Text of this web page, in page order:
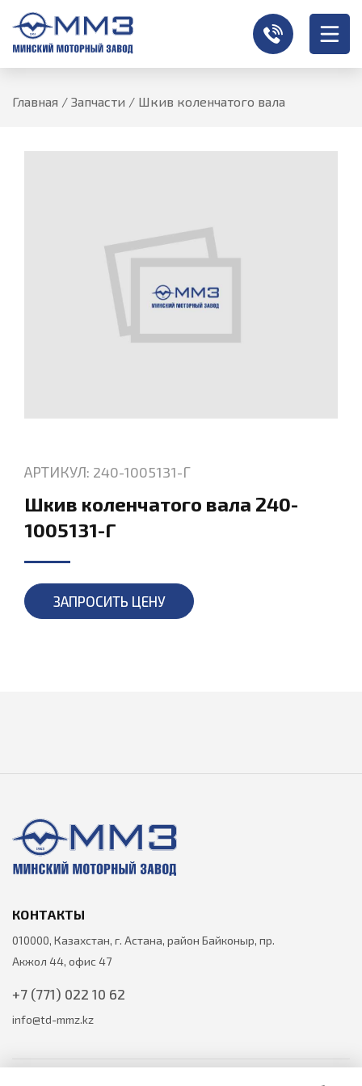
Главная / Запчасти / Шкив коленчатого вала
АРТИКУЛ: 240-1005131-Г
Шкив коленчатого вала 240-
1005131-Г
ЗАПРОСИТЬ ЦЕНУ
КОНТАКТЫ
010000, Казахстан, г. Астана, район Байконыр, пр.
Акжол 44, офис 47
+7 (771) 022 10 62
info@td-mmz.kz